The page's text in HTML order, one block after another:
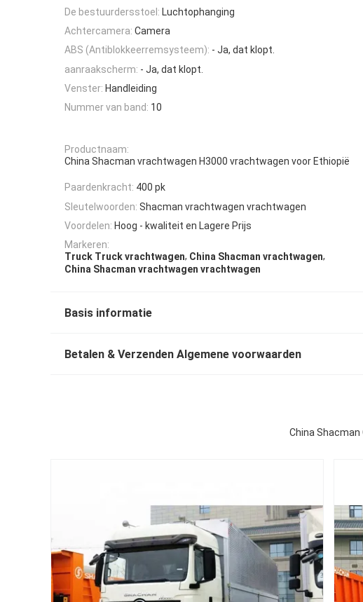
De bestuurdersstoel: Luchtophanging
Achtercamera: Camera
ABS (Antiblokkeerremsysteem): - Ja, dat klopt.
aanraakscherm: - Ja, dat klopt.
Venster: Handleiding
Nummer van band: 10
Productnaam:
China Shacman vrachtwagen H3000 vrachtwagen voor Ethiopië
Paardenkracht: 400 pk
Sleutelwoorden: Shacman vrachtwagen vrachtwagen
Voordelen: Hoog - kwaliteit en Lagere Prijs
Markeren:
Truck Truck vrachtwagen, China Shacman vrachtwagen,
China Shacman vrachtwagen vrachtwagen
Basis informatie
Betalen & Verzenden Algemene voorwaarden
China